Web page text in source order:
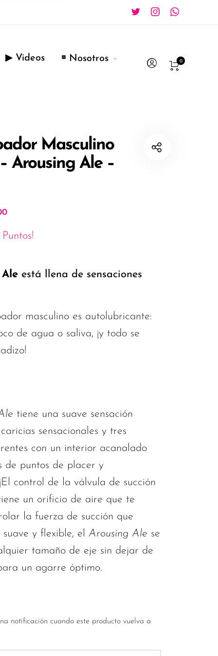
▶ Videos Nosotros 0
Masculino
Arousing Ale –
Ale está llena de sensaciones
masculino es autolubricante:
de agua o saliva, ¡y todo se
tiene una suave sensación
sensacionales y tres
con un interior acanalado
de puntos de placer y
control de la válvula de succión
un orificio de aire que te
la fuerza de succión que
suave y flexible, el Arousing Ale se
tamaño de eje sin dejar de
un agarre óptimo.
notificación cuando este producto vuelva a